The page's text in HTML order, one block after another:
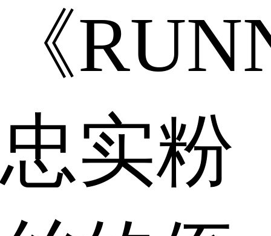
《
忠实粉